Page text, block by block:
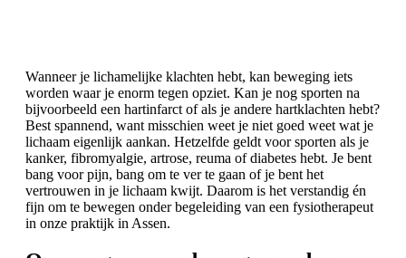
Wanneer je lichamelijke klachten hebt, kan beweging iets
worden waar je enorm tegen opziet. Kan je nog sporten na
bijvoorbeeld een hartinfarct of als je andere hartklachten hebt?
Best spannend, want misschien weet je niet goed weet wat je
lichaam eigenlijk aankan. Hetzelfde geldt voor sporten als je
kanker, fibromyalgie, artrose, reuma of diabetes hebt. Je bent
bang voor pijn, bang om te ver te gaan of je bent het
vertrouwen in je lichaam kwijt. Daarom is het verstandig én
fijn om te bewegen onder begeleiding van een fysiotherapeut
in onze praktijk in Assen.